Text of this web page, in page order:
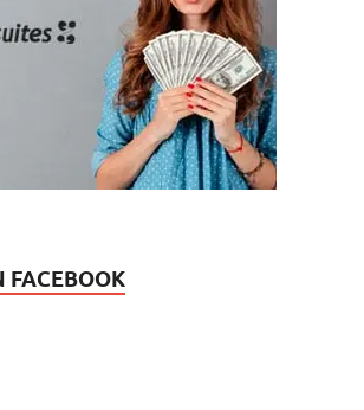
FACEBOOK